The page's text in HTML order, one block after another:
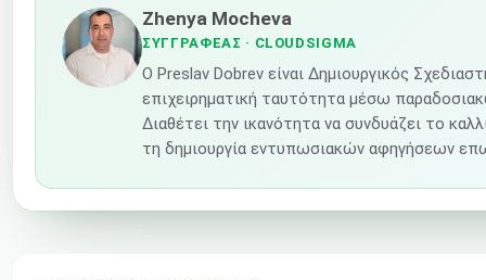
Zhenya Mocheva
ΣΥΓΓΡΑΦΈΑΣ · CLOUDSIGMA
Ο Preslav Dobrev είναι Δημιουργικός
επιχειρηματική ταυτότητα μέσω
Διαθέτει την ικανότητα να συνδυάζει το
τη δημιουργία εντυπωσιακών αφηγήσεων